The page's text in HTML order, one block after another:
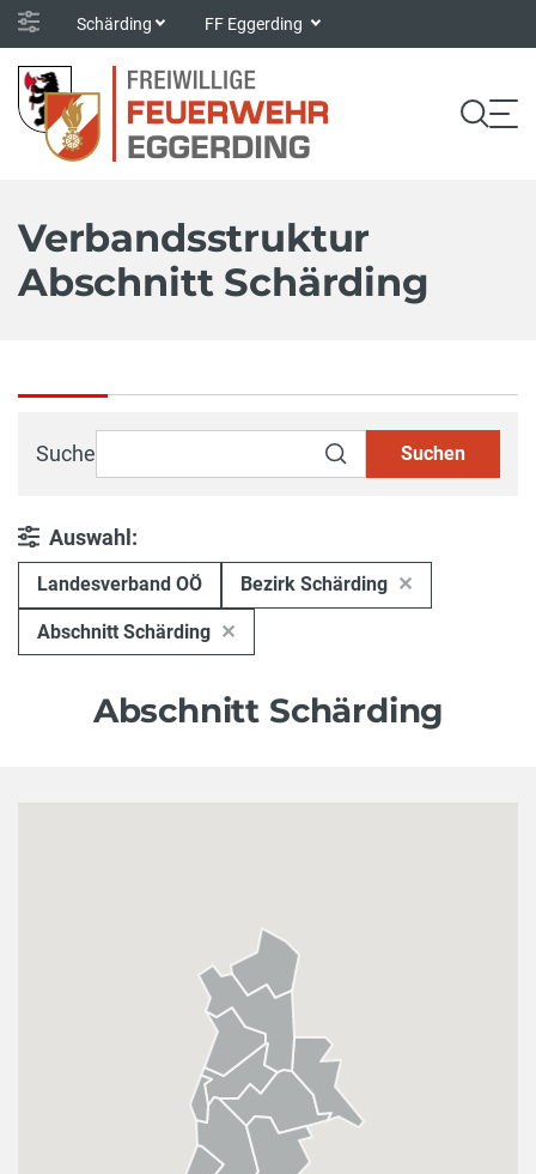
Schärding FF Eggerding
Verbandsstruktur
Abschnitt Schärding
Suche Suchen
Auswahl:
Landesverband OÖ Bezirk Schärding
Abschnitt Schärding
Abschnitt Schärding